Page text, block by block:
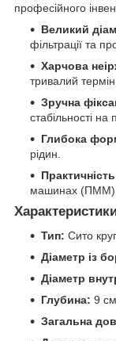
професійного
Великий
фільтрації та
Харчова
тривалий
Зручна
стабільності на
Глибока
рідин.
машинах (ПММ).
Тип: Сито
Діаметр із
Діаметр
Глубина: 9 см
Загальна